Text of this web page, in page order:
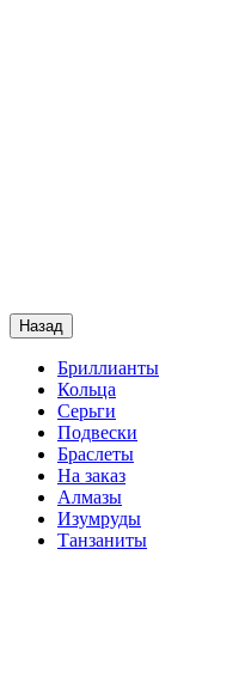
Назад
Бриллианты
Кольца
Серьги
Подвески
Браслеты
На заказ
Алмазы
Изумруды
Танзаниты